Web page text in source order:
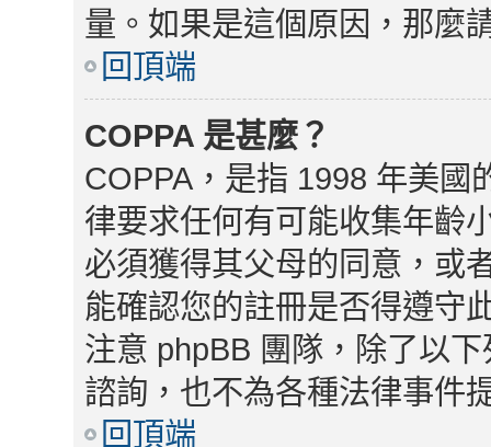
量。如果是這個原因，那麼
回頂端
COPPA 是甚麼？
COPPA，是指 1998 年美國
律要求任何有可能收集年齡
必須獲得其父母的同意，或
能確認您的註冊是否得遵守
注意 phpBB 團隊，除了以
諮詢，也不為各種法律事件
回頂端